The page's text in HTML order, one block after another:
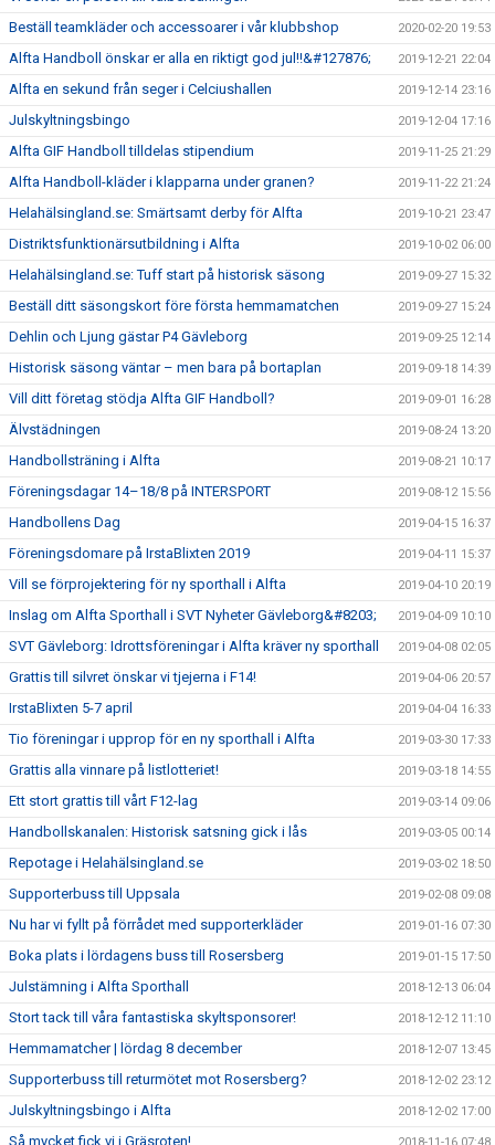
Beställ teamkläder och accessoarer i vår klubbshop 2020-02-20 19:53
Alfta Handboll önskar er alla en riktigt god jul!!&#127876; 2019-12-21 22:04
Alfta en sekund från seger i Celciushallen 2019-12-14 23:16
Julskyltningsbingo 2019-12-04 17:16
Alfta GIF Handboll tilldelas stipendium 2019-11-25 21:29
Alfta Handboll-kläder i klapparna under granen? 2019-11-22 21:24
Helahälsingland.se: Smärtsamt derby för Alfta 2019-10-21 23:47
Distriktsfunktionärsutbildning i Alfta 2019-10-02 06:00
Helahälsingland.se: Tuff start på historisk säsong 2019-09-27 15:32
Beställ ditt säsongskort före första hemmamatchen 2019-09-27 15:24
Dehlin och Ljung gästar P4 Gävleborg 2019-09-25 12:14
Historisk säsong väntar – men bara på bortaplan 2019-09-18 14:39
Vill ditt företag stödja Alfta GIF Handboll? 2019-09-01 16:28
Älvstädningen 2019-08-24 13:20
Handbollsträning i Alfta 2019-08-21 10:17
Föreningsdagar 14–18/8 på INTERSPORT 2019-08-12 15:56
Handbollens Dag 2019-04-15 16:37
Föreningsdomare på IrstaBlixten 2019 2019-04-11 15:37
Vill se förprojektering för ny sporthall i Alfta 2019-04-10 20:19
Inslag om Alfta Sporthall i SVT Nyheter Gävleborg&#8203; 2019-04-09 10:10
SVT Gävleborg: Idrottsföreningar i Alfta kräver ny sporthall 2019-04-08 02:05
Grattis till silvret önskar vi tjejerna i F14! 2019-04-06 20:57
IrstaBlixten 5-7 april 2019-04-04 16:33
Tio föreningar i upprop för en ny sporthall i Alfta 2019-03-30 17:33
Grattis alla vinnare på listlotteriet! 2019-03-18 14:55
Ett stort grattis till vårt F12-lag 2019-03-14 09:06
Handbollskanalen: Historisk satsning gick i lås 2019-03-05 00:14
Repotage i Helahälsingland.se 2019-03-02 18:50
Supporterbuss till Uppsala 2019-02-08 09:08
Nu har vi fyllt på förrådet med supporterkläder 2019-01-16 07:30
Boka plats i lördagens buss till Rosersberg 2019-01-15 17:50
Julstämning i Alfta Sporthall 2018-12-13 06:04
Stort tack till våra fantastiska skyltsponsorer! 2018-12-12 11:10
Hemmamatcher | lördag 8 december 2018-12-07 13:45
Supporterbuss till returmötet mot Rosersberg? 2018-12-02 23:12
Julskyltningsbingo i Alfta 2018-12-02 17:00
Så mycket fick vi i Gräsroten!